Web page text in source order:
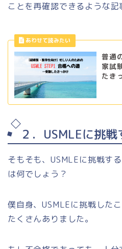
ことを再確認できるような記
普通
家試
たき
２．USMLEに挑
そもそも、USMLEに挑戦す
は何でしょう？
僕自身、USMLEに挑戦した
たくさんありました。